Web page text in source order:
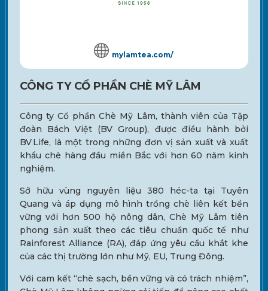
mylamtea.com/
CÔNG TY CỔ PHẦN CHÈ MỸ LÂM
Công ty Cổ phần Chè Mỹ Lâm, thành viên của Tập
đoàn Bách Việt (BV Group), được điều hành bởi
BV Life, là một trong những đơn vị sản xuất và xuất
khẩu chè hàng đầu miền Bắc với hơn 60 năm kinh
nghiệm.
Sở hữu vùng nguyên liệu 380 héc-ta tại Tuyên
Quang và áp dụng mô hình trồng chè liên kết bền
vững với hơn 500 hộ nông dân, Chè Mỹ Lâm tiên
phong sản xuất theo các tiêu chuẩn quốc tế như
Rainforest Alliance (RA), đáp ứng yêu cầu khắt khe
của các thị trường lớn như Mỹ, EU, Trung Đông.
Với cam kết “chè sạch, bền vững và có trách nhiệm”,